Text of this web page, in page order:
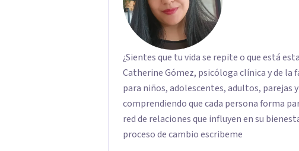
¿Sientes que tu vida se repite o que está
Catherine Gómez, psicóloga clínica y de
para niños, adolescentes, adultos, parejas
comprendiendo que cada persona forma
red de relaciones que influyen en su
proceso de cambio escribeme